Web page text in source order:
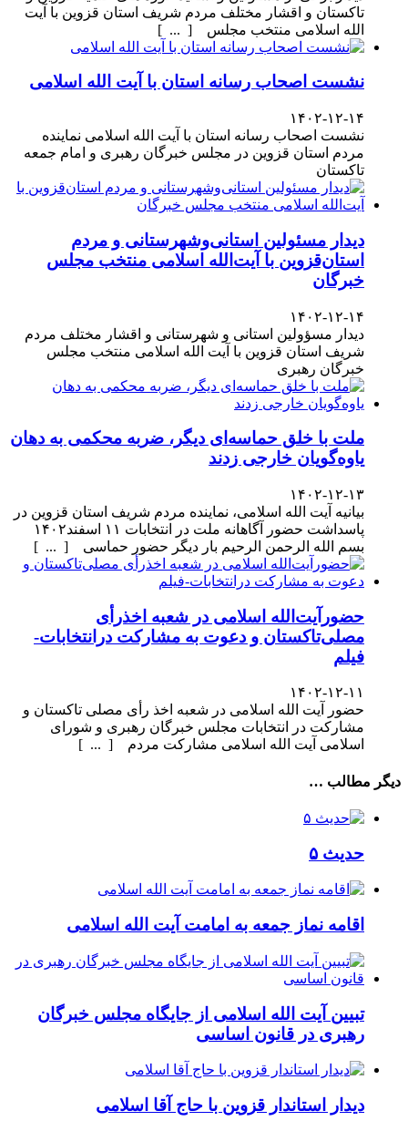
تاکستان و اقشار مختلف مردم شریف استان قزوین با آیت
الله اسلامی منتخب مجلس [ ... ]
نشست اصحاب رسانه استان با آیت الله اسلامی
۱۴۰۲-۱۲-۱۴
نشست اصحاب رسانه استان با آیت الله اسلامی نماینده
مردم استان قزوین در مجلس خبرگان رهبری و امام جمعه
تاکستان
دیدار مسئولین استانی‌وشهرستانی و مردم‌
استان‌قزوین با آیت‌الله‌ اسلامی منتخب مجلس‌
خبرگان
۱۴۰۲-۱۲-۱۴
دیدار مسؤولین استانی و شهرستانی و اقشار مختلف مردم
شریف استان قزوین با آیت الله اسلامی منتخب مجلس
خبرگان رهبری
ملت با خلق حماسه‌ای دیگر، ضربه محکمی به دهان
یاوه‌گویان خارجی زدند
۱۴۰۲-۱۲-۱۳
بیانیه آیت الله اسلامی، نماینده مردم شریف استان قزوین در
پاسداشت حضور آگاهانه ملت در انتخابات ۱۱ اسفند۱۴۰۲
بسم الله الرحمن الرحیم بار دیگر حضور حماسی [ ... ]
حضورآیت‌الله اسلامی در شعبه اخذرأی
مصلی‌تاکستان و دعوت به مشارکت درانتخابات-
فیلم
۱۴۰۲-۱۲-۱۱
حضور آیت الله اسلامی در شعبه اخذ رأی مصلی تاکستان و
مشارکت در انتخابات مجلس خبرگان رهبری و شورای
اسلامی آیت الله اسلامی مشارکت مردم [ ... ]
دیگر مطالب …
حدیث ۵
اقامه نماز جمعه به امامت آیت الله اسلامی
تبیین آیت الله اسلامی از جایگاه مجلس خبرگان
رهبری در قانون اساسی
دیدار استاندار قزوین با حاج آقا اسلامی